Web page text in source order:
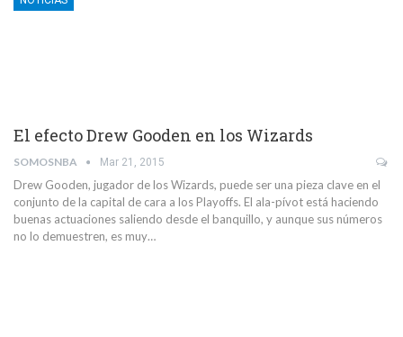
El efecto Drew Gooden en los Wizards
SOMOSNBA Mar 21, 2015
Drew Gooden, jugador de los Wizards, puede ser una pieza clave en el
conjunto de la capital de cara a los Playoffs. El ala-pívot está haciendo
buenas actuaciones saliendo desde el banquillo, y aunque sus números
no lo demuestren, es muy…